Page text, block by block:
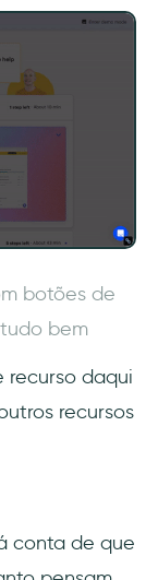
botões de
bem
recurso daqui
recursos
conta de que